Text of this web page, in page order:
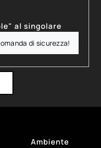
al singolare
Ambiente